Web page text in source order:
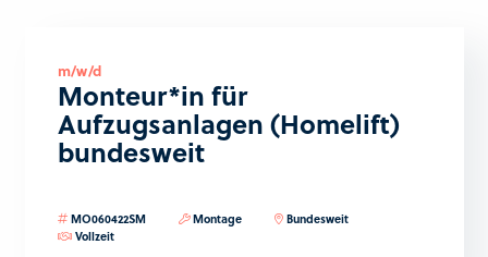
m/w/d
Monteur*in für
Aufzugsanlagen (Homelift)
bundesweit
MO060422SM Montage
Bundesweit
Vollzeit